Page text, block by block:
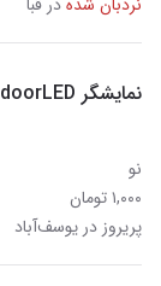
نمایشگر P2. 6lndoorLEDماژول
نو
۱,۰۰۰ تومان
پریروز در یوسف‌آباد